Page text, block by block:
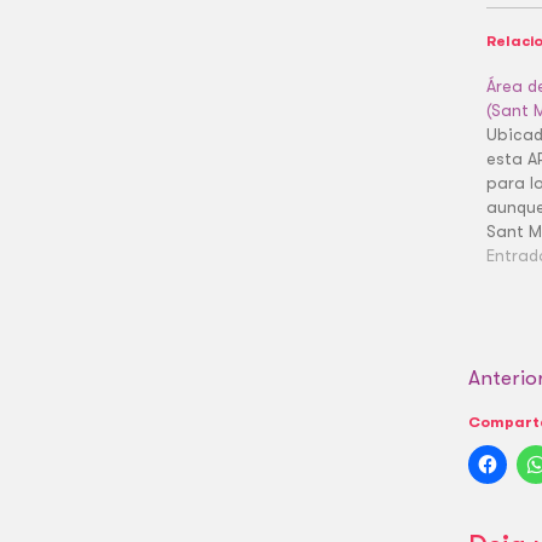
Área
(Sant
esta
para
Sant